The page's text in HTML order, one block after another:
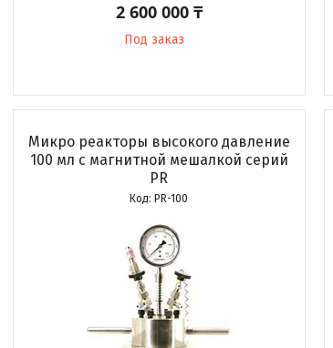
2 600 000 ₸
Под заказ
Микро реакторы высокого давление
100 мл с магнитной мешалкой серий
PR
PR-100